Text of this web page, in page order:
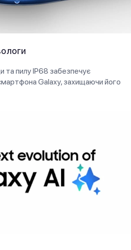
та пилу IP68 забезпечує
Galaxy, захищаючи його